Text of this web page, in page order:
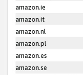
amazon.ie
amazon.it
amazon.nl
amazon.pl
amazon.es
amazon.se